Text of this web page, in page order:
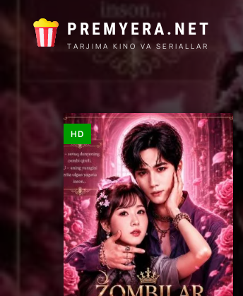
PREMYERA.NET
TARJIMA KINO VA SERIALLAR
HD